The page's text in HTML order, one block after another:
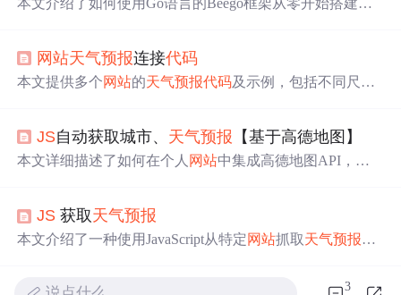
建、项目编写、部署等，源码已上传至CodeChina供下载参
考。
网站天气预报连接代码
本文提供多个网站的天气预报代码及示例，包括不同尺寸
JS自动获取城市、 天气预报 【基于高德地图】
本文详细描述了如何在个人 网站中集成高德地图API，实
发者快速实现这一功能。
JS 获取天气预报
本文介绍了一种使用JavaScript从特定网站抓取天气预报信
3